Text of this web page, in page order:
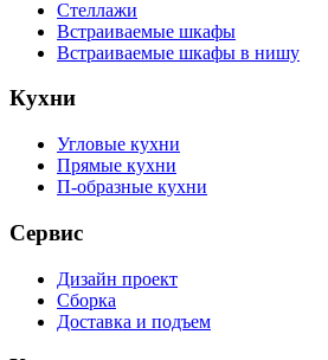
Стеллажи
Встраиваемые шкафы
Встраиваемые шкафы в нишу
Кухни
Угловые кухни
Прямые кухни
П-образные кухни
Сервис
Дизайн проект
Сборка
Доставка и подъем